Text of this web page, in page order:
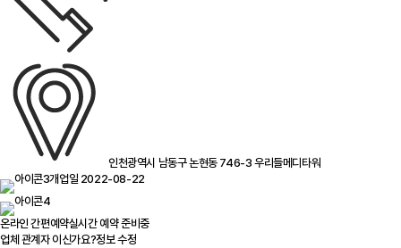
인천광역시 남동구 논현동 746-3 우리들메디타워
개업일 2022-08-22
온라인 간편예약실시간 예약 준비중
업체 관계자 이신가요?정보 수정